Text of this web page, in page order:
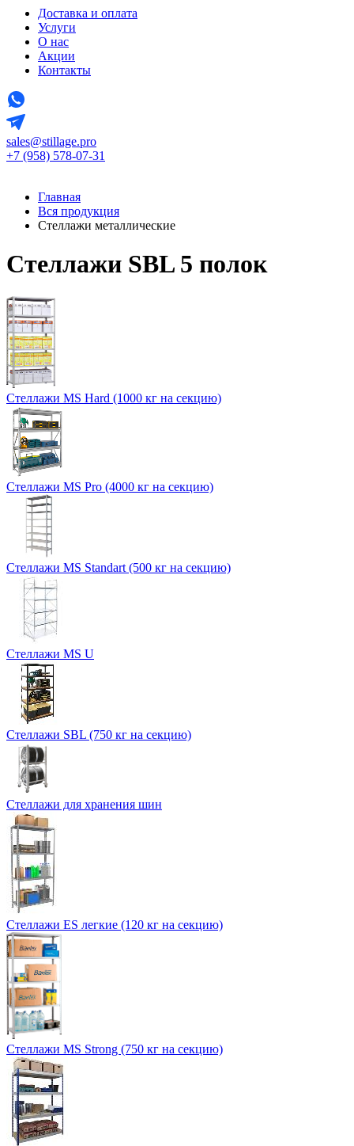
Доставка и оплата
Услуги
О нас
Акции
Контакты
sales@stillage.pro
+7 (958) 578-07-31
Главная
Вся продукция
Стеллажи металлические
Стеллажи SBL 5 полок
Стеллажи MS Hard (1000 кг на секцию)
Стеллажи MS Pro (4000 кг на секцию)
Стеллажи MS Standart (500 кг на секцию)
Стеллажи MS U
Стеллажи SBL (750 кг на секцию)
Стеллажи для хранения шин
Стеллажи ES легкие (120 кг на секцию)
Стеллажи MS Strong (750 кг на секцию)